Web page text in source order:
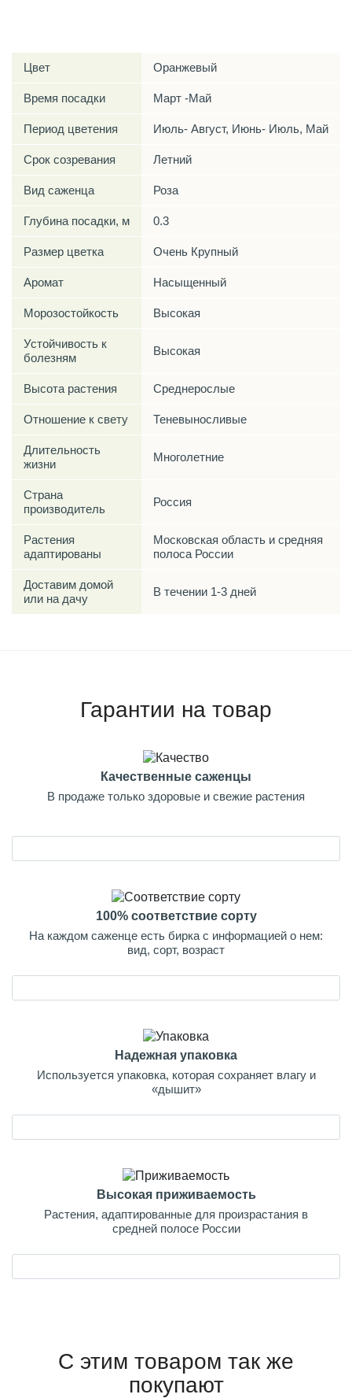
Цвет Оранжевый
Время посадки Март -Май
Период цветения Июль- Август, Июнь- Июль, Май
Срок созревания Летний
Вид саженца Роза
Глубина посадки, м 0.3
Размер цветка Очень Крупный
Аромат Насыщенный
Морозостойкость Высокая
Устойчивость к
болезням
Высокая
Высота растения Среднерослые
Отношение к свету Теневыносливые
Длительность
жизни
Многолетние
Страна
производитель
Россия
Растения
адаптированы
Московская область и средняя
полоса России
Доставим домой
или на дачу
В течении 1-3 дней
Гарантии на товар
Качественные саженцы
В продаже только здоровые и свежие растения
100% соответствие сорту
На каждом саженце есть бирка с информацией о нем:
вид, сорт, возраст
Надежная упаковка
Используется упаковка, которая сохраняет влагу и
«дышит»
Высокая приживаемость
Растения, адаптированные для произрастания в
средней полосе России
С этим товаром так же
покупают